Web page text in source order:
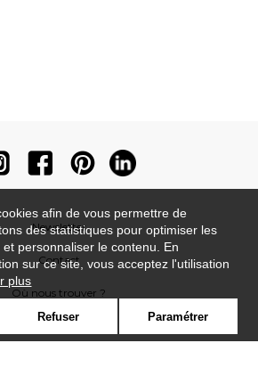
Newsletter
Contact
Où nous trouver ?
afin de vous permettre de
des statistiques pour optimiser les
personnaliser le contenu. En
sur ce site, vous acceptez l'utilisation
plus
Refuser Paramétrer